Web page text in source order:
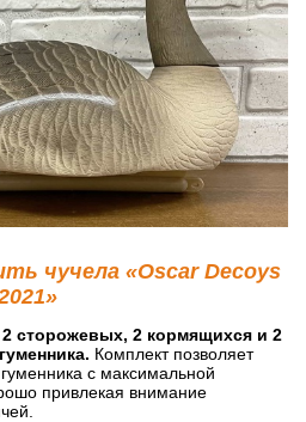
чучела «Oscar Decoys
2 сторожевых, 2 кормящихся и 2
Комплект позволяет
с максимальной
привлекая внимание